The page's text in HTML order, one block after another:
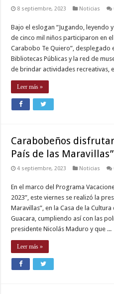
8 septiembre, 2023 Noticias
Bajo el eslogan “Jugando, leyendo
de cinco mil niños participaron en el
Carabobo Te Quiero”, desplegado
Bibliotecas Públicas y la red de
de brindar actividades recreativas,
Leer más »
Carabobeños
País de las Maravillas”
4 septiembre, 2023 Noticias
En el marco del Programa
2023”, este viernes se realizó la
Maravillas”, en la Casa de la
Guacara, cumpliendo así con las
presidente Nicolás Maduro y que ...
Leer más »